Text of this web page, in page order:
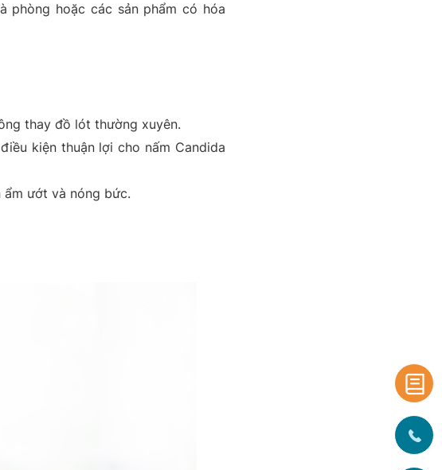
phòng hoặc các sản phẩm có hóa
thay đồ lót thường xuyên.
kiện thuận lợi cho nấm Candida
ẩm ướt và nóng bức.